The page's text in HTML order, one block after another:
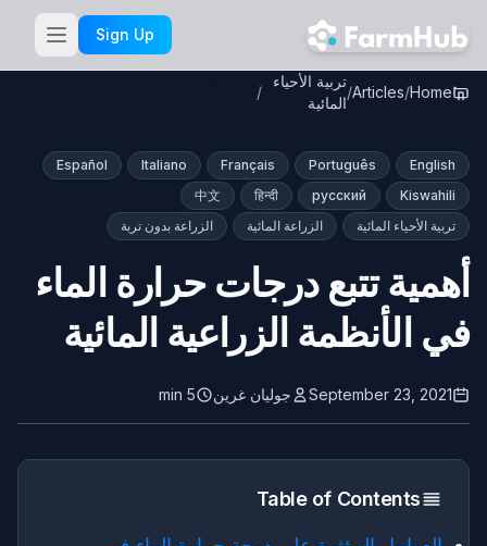
Skip to main content
Sign Up
Home
/
Articles
/
تربية الأحياء
المائية
/
الأنظمة الزراعية …
English
Português
Français
Italiano
Español
Kiswahili
русский
हिन्दी
中文
تربية الأحياء المائية
الزراعة المائية الزراعة بدون تربة
أهمية تتبع درجات حرارة الماء
في الأنظمة الزراعية المائية
September 23, 2021 جوليان غرين 5 min
Table of Contents